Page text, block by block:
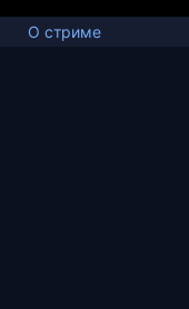
О стриме